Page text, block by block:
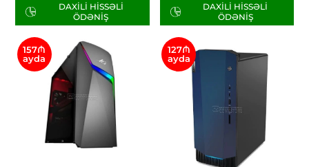
DAXILI HISSƏLI
ÖDƏNIŞ
DAXILI HISSƏLI
ÖDƏNIŞ
157₼
ayda
127₼
ayda